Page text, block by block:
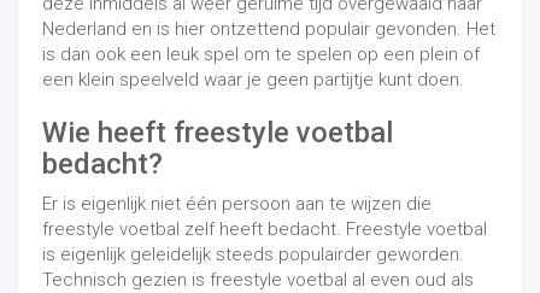
Nederland en is hier ontzettend populair gevonden. Het
is dan ook een leuk spel om te spelen op een plein of
een klein speelveld waar je geen partijtje kunt doen.
Wie heeft freestyle voetbal
bedacht?
Er is eigenlijk niet één persoon aan te wijzen die
freestyle voetbal zelf heeft bedacht. Freestyle voetbal
is eigenlijk geleidelijk steeds populairder geworden.
Technisch gezien is freestyle voetbal al even oud als